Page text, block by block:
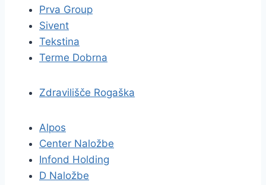
Prva Group
Sivent
Tekstina
Terme Dobrna
Zdravilišče Rogaška
Alpos
Center Naložbe
Infond Holding
D Naložbe